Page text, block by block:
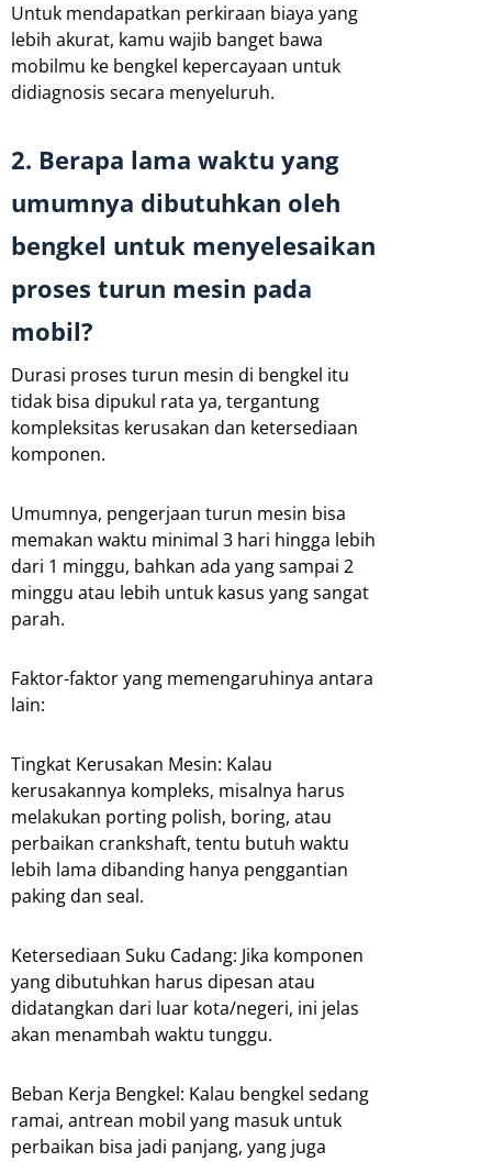
Untuk mendapatkan perkiraan biaya yang
lebih akurat, kamu wajib banget bawa
mobilmu ke bengkel kepercayaan untuk
didiagnosis secara menyeluruh.
2. Berapa lama waktu yang
umumnya dibutuhkan oleh
bengkel untuk menyelesaikan
proses turun mesin pada
mobil?
Durasi proses turun mesin di bengkel itu
tidak bisa dipukul rata ya, tergantung
kompleksitas kerusakan dan ketersediaan
komponen.
Umumnya, pengerjaan turun mesin bisa
memakan waktu minimal 3 hari hingga lebih
dari 1 minggu, bahkan ada yang sampai 2
minggu atau lebih untuk kasus yang sangat
parah.
Faktor-faktor yang memengaruhinya antara
lain:
Tingkat Kerusakan Mesin: Kalau
kerusakannya kompleks, misalnya harus
melakukan porting polish, boring, atau
perbaikan crankshaft, tentu butuh waktu
lebih lama dibanding hanya penggantian
paking dan seal.
Ketersediaan Suku Cadang: Jika komponen
yang dibutuhkan harus dipesan atau
didatangkan dari luar kota/negeri, ini jelas
akan menambah waktu tunggu.
Beban Kerja Bengkel: Kalau bengkel sedang
ramai, antrean mobil yang masuk untuk
perbaikan bisa jadi panjang, yang juga